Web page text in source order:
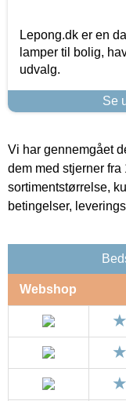
Lepong.dk er en
lamper til bolig,
udvalg.
Se
Vi har gennemgået
dem med stjerner
sortimentstørrelse,
betingelser,
Webshop